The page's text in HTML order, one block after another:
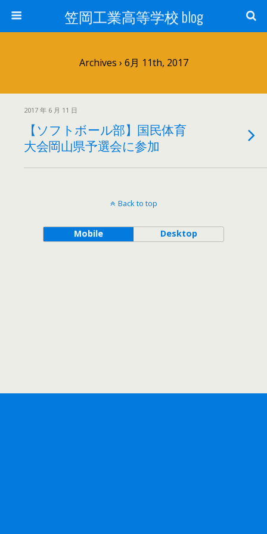
笠岡工業高等学校 blog
Archives › 6月 11th, 2017
2017 年 6 月 11 日
【ソフトボール部】国民体育
大会岡山県予選会に参加
Back to top
Mobile Desktop